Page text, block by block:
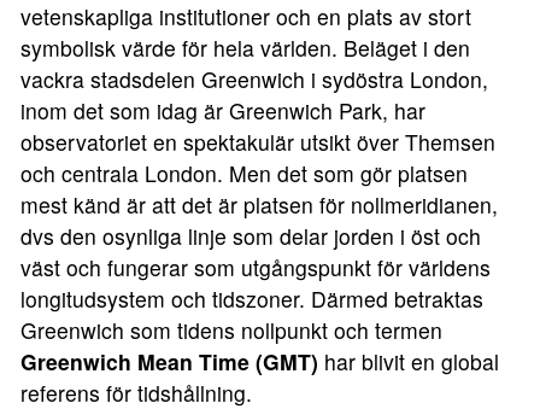
vetenskapliga institutioner och en plats av stort
symbolisk värde för hela världen. Beläget i den
vackra stadsdelen Greenwich i sydöstra London,
inom det som idag är Greenwich Park, har
observatoriet en spektakulär utsikt över Themsen
och centrala London. Men det som gör platsen
mest känd är att det är platsen för nollmeridianen,
dvs den osynliga linje som delar jorden i öst och
väst och fungerar som utgångspunkt för världens
longitudsystem och tidszoner. Därmed betraktas
Greenwich som tidens nollpunkt och termen
Greenwich Mean Time (GMT) har blivit en global
referens för tidshållning.